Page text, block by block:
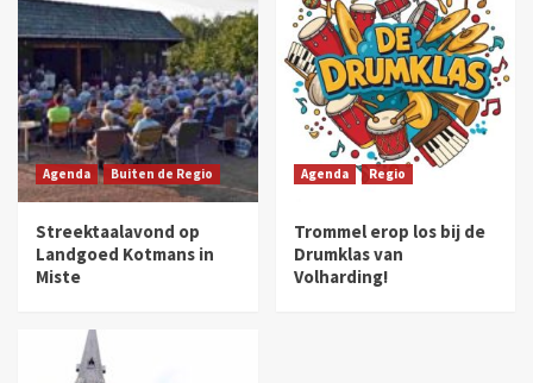
Agenda Buiten de Regio
Streektaalavond op
Landgoed Kotmans in
Miste
Agenda Regio
Trommel erop los bij de
Drumklas van
Volharding!